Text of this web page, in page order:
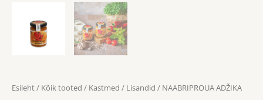
Esileht/ Kõik tooted / Kastmed / Lisandid / NAABRIPROUA ADŽIKA